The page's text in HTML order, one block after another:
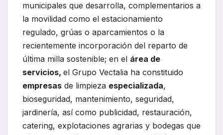
municipales que desarrolla, complementarios a
la movilidad como el estacionamiento
regulado, grúas o aparcamientos o la
recientemente incorporación del reparto de
última milla sostenible; en el área de
servicios, el Grupo Vectalia ha constituido
empresas de limpieza especializada,
bioseguridad, mantenimiento, seguridad,
jardinería, así como publicidad, restauración,
catering, explotaciones agrarias y bodegas que